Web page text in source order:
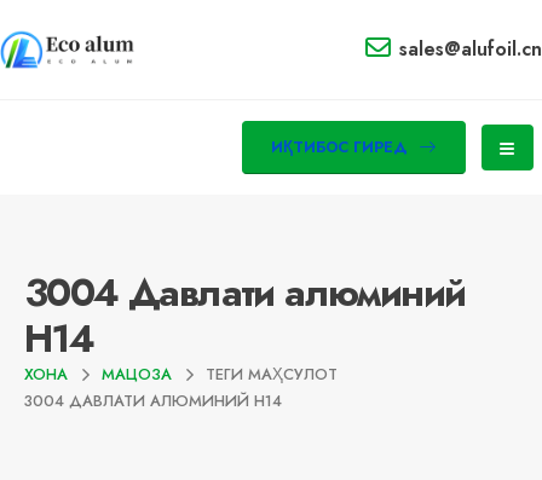
sales@alufoil.cn
ИҚТИБОС ГИРЕД
3004 Давлати алюминий
H14
ХОНА МАЦОЗА
ТЕГИ МАҲСУЛОТ
3004 ДАВЛАТИ АЛЮМИНИЙ H14